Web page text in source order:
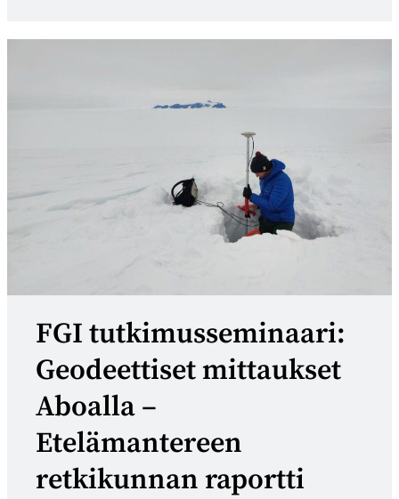
FGI tutkimusseminaari:
Geodeettiset mittaukset
Aboalla –
Etelämantereen
retkikunnan raportti